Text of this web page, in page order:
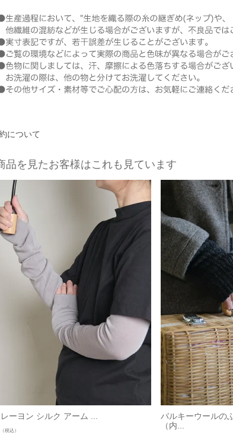
について
品を見たお客様はこれも見ています
ーヨン シルク アーム ...
（税込）
バルキーウールの
（内...